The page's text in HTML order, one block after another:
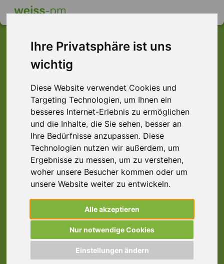
Ihre Privatsphäre ist uns
wichtig
Diese Website verwendet Cookies und
Targeting Technologien, um Ihnen ein
besseres Internet-Erlebnis zu ermöglichen
und die Inhalte, die Sie sehen, besser an
Ihre Bedürfnisse anzupassen. Diese
Technologien nutzen wir außerdem, um
Ergebnisse zu messen, um zu verstehen,
woher unsere Besucher kommen oder um
unsere Website weiter zu entwickeln.
Alle akzeptieren
Nur notwendige Cookies
Einstellungen ändern
Dieser Job ist leider
nicht mehr verfügbar ...
... aber vielleicht ist hier etwas dabei:
Montagehelfer (m/w/d) Produktion,
Nidderau
61130 Nidderau Hess